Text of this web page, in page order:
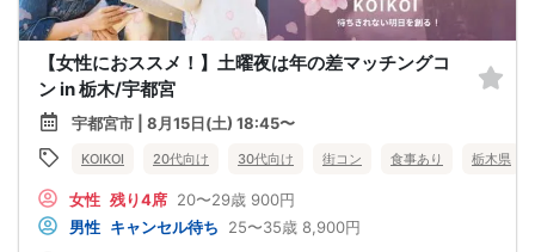
【女性におススメ！】土曜夜は年の差マッチングコ
ン in 栃木/宇都宮
宇都宮市 | 8月15日(土) 18:45〜
KOIKOI 20代向け 30代向け 街コン 食事あり 栃木県
女性 残り4席 20〜29歳 900円
男性 キャンセル待ち 25〜35歳 8,900円